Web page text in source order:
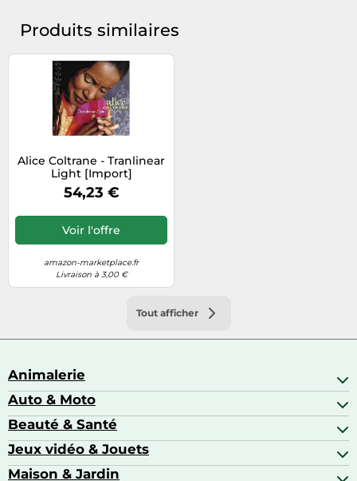
Produits similaires
Alice Coltrane - Tranlinear
Light [Import]
54,23 €
Voir l'offre
amazon-marketplace.fr
Livraison à 3,00 €
Tout afficher
Animalerie
Abris pour animaux sauvages
Aquariophilie
Colliers GPS
Matériel orthopédique pour animaux
Auto & Moto
Accessoires auto
Attelage & portage
Autoradios
Beauté & Santé
Alimentation bébé
Amour & contraception
Jeux vidéo & Jouets
Accessoires de gaming
Maison & Jardin